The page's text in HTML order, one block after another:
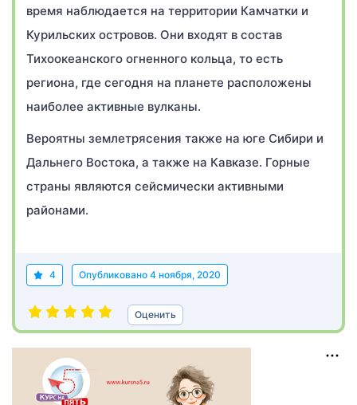
время наблюдается на территории Камчатки и
Курильских островов. Они входят в состав
Тихоокеанского огненного кольца, то есть
региона, где сегодня на планете расположены
наиболее активные вулканы.
Вероятны землетрясения также на юге Сибири и
Дальнего Востока, а также на Кавказе. Горные
страны являются сейсмически активными
районами.
4 Опубликовано 4 ноября, 2020
Оценить